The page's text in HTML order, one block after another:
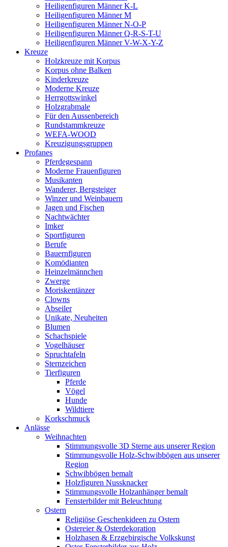
Heiligenfiguren Männer K-L
Heiligenfiguren Männer M
Heiligenfiguren Männer N-O-P
Heiligenfiguren Männer Q-R-S-T-U
Heiligenfiguren Männer V-W-X-Y-Z
Kreuze
Holzkreuze mit Korpus
Korpus ohne Balken
Kinderkreuze
Moderne Kreuze
Herrgottswinkel
Holzgrabmale
Für den Aussenbereich
Rundstammkreuze
WEFA-WOOD
Kreuzigungsgruppen
Profanes
Pferdegespann
Moderne Frauenfiguren
Musikanten
Wanderer, Bergsteiger
Winzer und Weinbauern
Jagen und Fischen
Nachtwächter
Imker
Sportfiguren
Berufe
Bauernfiguren
Komödianten
Heinzelmännchen
Zwerge
Moriskentänzer
Clowns
Abseiler
Unikate, Neuheiten
Blumen
Schachspiele
Vogelhäuser
Spruchtafeln
Sternzeichen
Tierfiguren
Pferde
Vögel
Hunde
Wildtiere
Korkschmuck
Anlässe
Weihnachten
Stimmungsvolle 3D Sterne aus unserer Region
Stimmungsvolle Holz-Schwibbögen aus unserer
Region
Schwibbögen bemalt
Holzfiguren Nussknacker
Stimmungsvolle Holzanhänger bemalt
Fensterbilder mit Beleuchtung
Ostern
Religiöse Geschenkideen zu Ostern
Ostereier & Osterdekoration
Holzhasen & Erzgebirgische Volkskunst